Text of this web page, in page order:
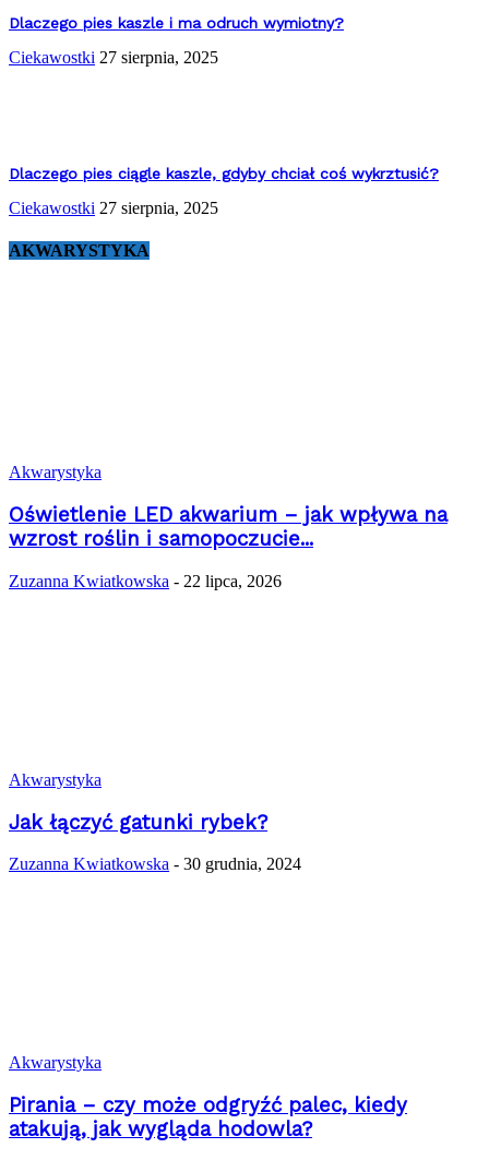
Dlaczego pies kaszle i ma odruch wymiotny?
Ciekawostki 27 sierpnia, 2025
Dlaczego pies ciągle kaszle, gdyby chciał coś wykrztusić?
Ciekawostki 27 sierpnia, 2025
AKWARYSTYKA
Akwarystyka
Oświetlenie LED akwarium – jak wpływa na
wzrost roślin i samopoczucie...
Zuzanna Kwiatkowska - 22 lipca, 2026
Akwarystyka
Jak łączyć gatunki rybek?
Zuzanna Kwiatkowska - 30 grudnia, 2024
Akwarystyka
Pirania – czy może odgryźć palec, kiedy
atakują, jak wygląda hodowla?